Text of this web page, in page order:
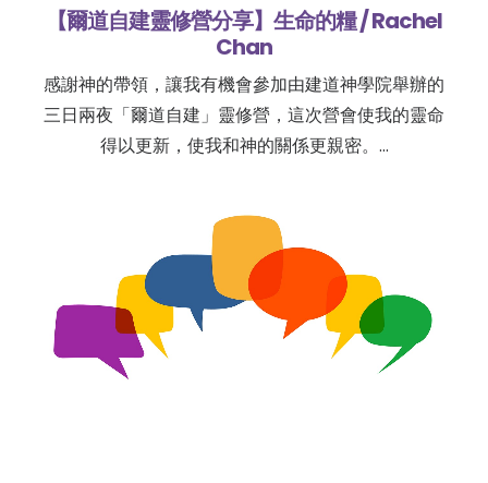
【爾道自建靈修營分享】生命的糧 / Rachel
Chan
感謝神的帶領，讓我有機會參加由建道神學院舉辦的
三日兩夜「爾道自建」靈修營，這次營會使我的靈命
得以更新，使我和神的關係更親密。…